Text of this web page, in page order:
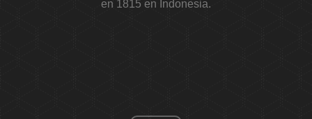
en 1815 en Indonesia.